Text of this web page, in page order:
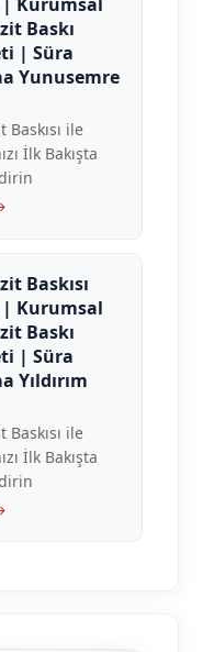
Baskı
| Süra
Yunusemre
Baskısı ile
İlk Bakışta
Baskısı
| Kurumsal
Baskı
| Süra
Yıldırım
Baskısı ile
İlk Bakışta